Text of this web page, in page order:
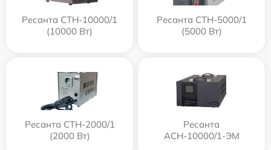
Ресанта СТН-10000/1
(10000 Вт)
Ресанта СТН-5000/1
(5000 Вт)
Ресанта СТН-2000/1
(2000 Вт)
Ресанта
АСН-10000/1-ЭМ